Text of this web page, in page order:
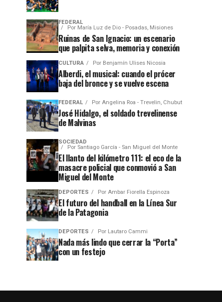
FEDERAL
Por María Luz de Dio - Posadas, Misiones
Ruinas de San Ignacio: un escenario
que palpita selva, memoria y conexión
CULTURA Por Benjamín Ulises Nicosia
Alberdi, el musical: cuando el prócer
baja del bronce y se vuelve escena
FEDERAL Por Angelina Roa - Trevelin, Chubut
José Hidalgo, el soldado trevelinense
de Malvinas
SOCIEDAD
Por Santiago García - San Miguel del Monte
El llanto del kilómetro 111: el eco de la
masacre policial que conmovió a San
Miguel del Monte
DEPORTES Por Ambar Fiorella Espinoza
El futuro del handball en la Línea Sur
de la Patagonia
DEPORTES Por Lautaro Cammi
Nada más lindo que cerrar la “Porta”
con un festejo